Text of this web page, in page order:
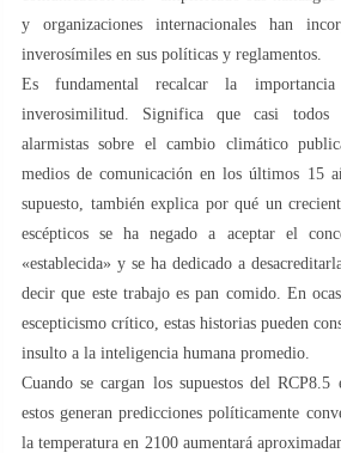
y organizaciones internacionales han
inverosímiles en sus políticas y reglamentos.
Es fundamental recalcar la
inverosimilitud. Significa que casi
alarmistas sobre el cambio climático
medios de comunicación en los últimos 15
supuesto, también explica por qué un
escépticos se ha negado a aceptar el
«establecida» y se ha dedicado a
decir que este trabajo es pan comido. En
escepticismo crítico, estas historias pueden
insulto a la inteligencia humana promedio.
Cuando se cargan los supuestos del RCP8.5
estos generan predicciones políticamente
la temperatura en 2100 aumentará